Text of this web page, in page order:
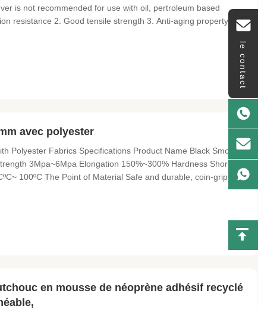
le contact
is not recommended for use with oil, pertroleum based
resistance 2. Good tensile strength 3. Anti-aging property 4.
matting for protection purpose, general usage Data Sheet
avec polyester
Polyester Fabrics​ Specifications Product Name Black Smooth
3Mpa~6Mpa Elongation 150%~300% Hardness Shore A
100ºC The Point of Material Safe and durable, coin-grip
Slips and falls are the number one reason for accidents in the
en mousse de néoprène adhésif recyclé